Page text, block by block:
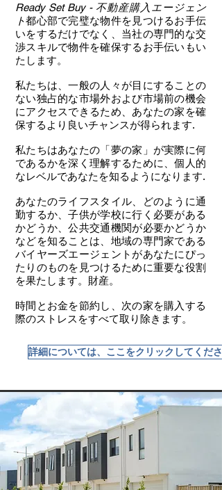
Ready Set Buy - 不動産購入エージェン
ト都心部で完璧な物件を見つけるお手伝
いをするだけでなく、当社の専門的な交
渉スキルで物件を確保するお手伝いもい
たします。
私たちは、一般の人々が目にすることの
ない独占的な市場外および市場前の機会
にアクセスできるため、あなたの家を確
保するより良いチャンスが得られます.
私たちはあなたの「夢の家」が実際に何
であるかを深く理解するために、個人的
なレベルであなたを知るようになります.
あなたのライフスタイル、どのように通
勤するか、子供が学校に行く必要がある
かどうか、公共交通機関が必要かどうか
などを知ることは、地域の専門家である
バイヤーズエージェントがあなたにぴっ
たりのものを見つけるために重要な役割
を果たします。財産。
時間とお金を節約し、次の家を購入する
際のストレスをすべて取り除きます。
詳細については、ここをクリックしてくださ